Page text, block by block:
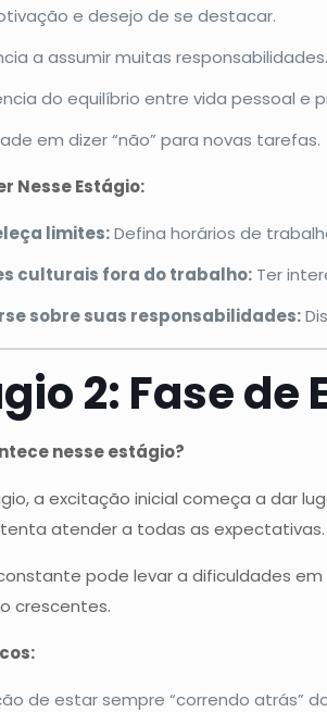
e desejo de se destacar.
a assumir muitas responsabilidades.
do equilíbrio entre vida pessoal e
em dizer “não” para novas tarefas.
Nesse Estágio:
limites:Defina horários de
culturais fora do trabalho: Ter
sobre suas responsabilidades:
2: Fase de
nesse estágio?
a excitação inicial começa a dar
atender a todas as
pode levar a dificuldades
crescentes.
de estar sempre “correndo atrás”